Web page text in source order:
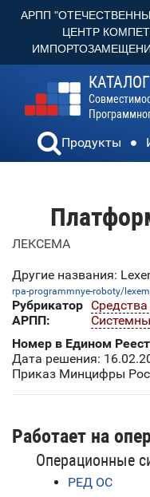
АРПП
ЦЕНТР
КАТАЛОГ
Продукты
ЛЕКСЕМА
Другие названия:
rpa-programmnye-roboty/
Рубрикатор
АРПП:
Номер в Едином
Дата решения:
Приказ Минцифры
Работает на
Операционные
РЕД ОС